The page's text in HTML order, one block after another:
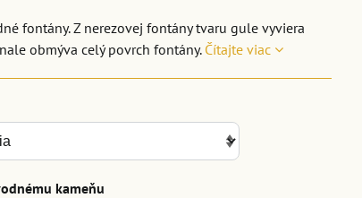
fontány. Z nerezovej fontány tvaru gule vyviera
obmýva celý povrch fontány.Čítajte viac
kameňu